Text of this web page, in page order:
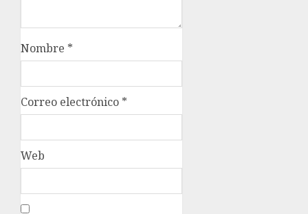
Nombre *
Correo electrónico *
Web